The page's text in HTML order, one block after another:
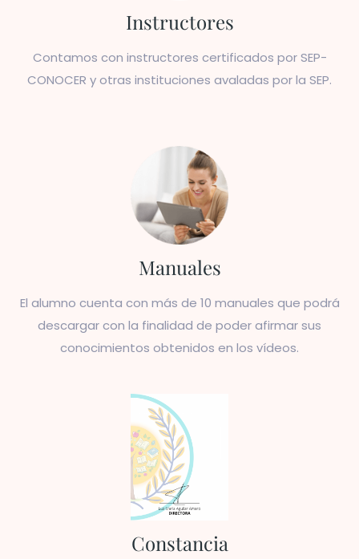
Instructores
Contamos con instructores certificados por SEP-
CONOCER y otras instituciones avaladas por la SEP.
Manuales
El alumno cuenta con más de 10 manuales que podrá
descargar con la finalidad de poder afirmar sus
conocimientos obtenidos en los vídeos.
Constancia